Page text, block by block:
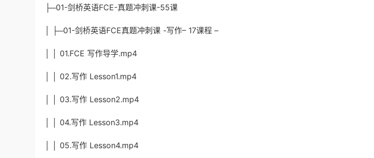
├─01-剑桥英语FCE-真题冲刺课-55课
│ ├─01-剑桥英语FCE真题冲刺课 -写作– 17课程 –
│ │ 01.FCE 写作导学.mp4
│ │ 02.写作 Lesson1.mp4
│ │ 03.写作 Lesson2.mp4
│ │ 04.写作 Lesson3.mp4
│ │ 05.写作 Lesson4.mp4